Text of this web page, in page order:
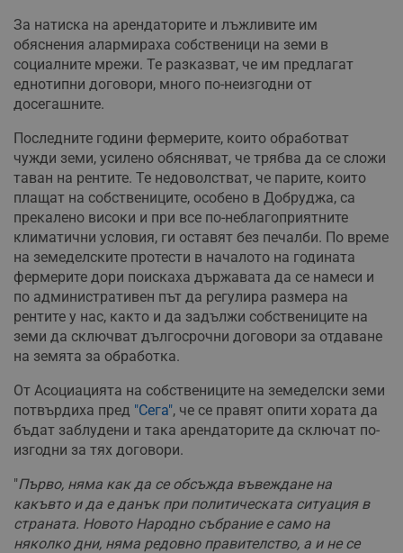
За натиска на арендаторите и лъжливите им
обяснения алармираха собственици на земи в
социалните мрежи. Те разказват, че им предлагат
еднотипни договори, много по-неизгодни от
досегашните.
Последните години фермерите, които обработват
чужди земи, усилено обясняват, че трябва да се сложи
таван на рентите. Те недоволстват, че парите, които
плащат на собствениците, особено в Добруджа, са
прекалено високи и при все по-неблагоприятните
климатични условия, ги оставят без печалби. По време
на земеделските протести в началото на годината
фермерите дори поискаха държавата да се намеси и
по административен път да регулира размера на
рентите у нас, както и да задължи собствениците на
земи да сключват дългосрочни договори за отдаване
на земята за обработка.
От Асоциацията на собствениците на земеделски земи
потвърдиха пред "Сега", че се правят опити хората да
бъдат заблудени и така арендаторите да сключат по-
изгодни за тях договори.
"Първо, няма как да се обсъжда въвеждане на
какъвто и да е данък при политическата ситуация в
страната. Новото Народно събрание е само на
няколко дни, няма редовно правителство, а и не се